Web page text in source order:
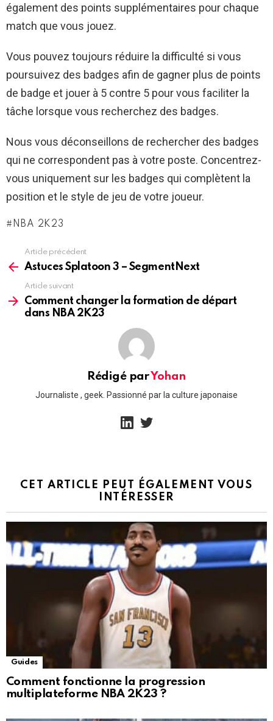
également des points supplémentaires pour chaque
match que vous jouez.
Vous pouvez toujours réduire la difficulté si vous
poursuivez des badges afin de gagner plus de points
de badge et jouer à 5 contre 5 pour vous faciliter la
tâche lorsque vous recherchez des badges.
Nous vous déconseillons de rechercher des badges
qui ne correspondent pas à votre poste. Concentrez-
vous uniquement sur les badges qui complètent la
position et le style de jeu de votre joueur.
NBA 2K23
more
Article précédent
Astuces Splatoon 3 – SegmentNext
Article suivant
Comment changer la formation de départ
dans NBA 2K23
Rédigé parYohan
Journaliste , geek. Passionné par la culture japonaise
linkedin
CET ARTICLE PEUT ÉGALEMENT VOUS
INTÉRESSER
Guides
Comment fonctionne la progression
multiplateforme NBA 2K23 ?